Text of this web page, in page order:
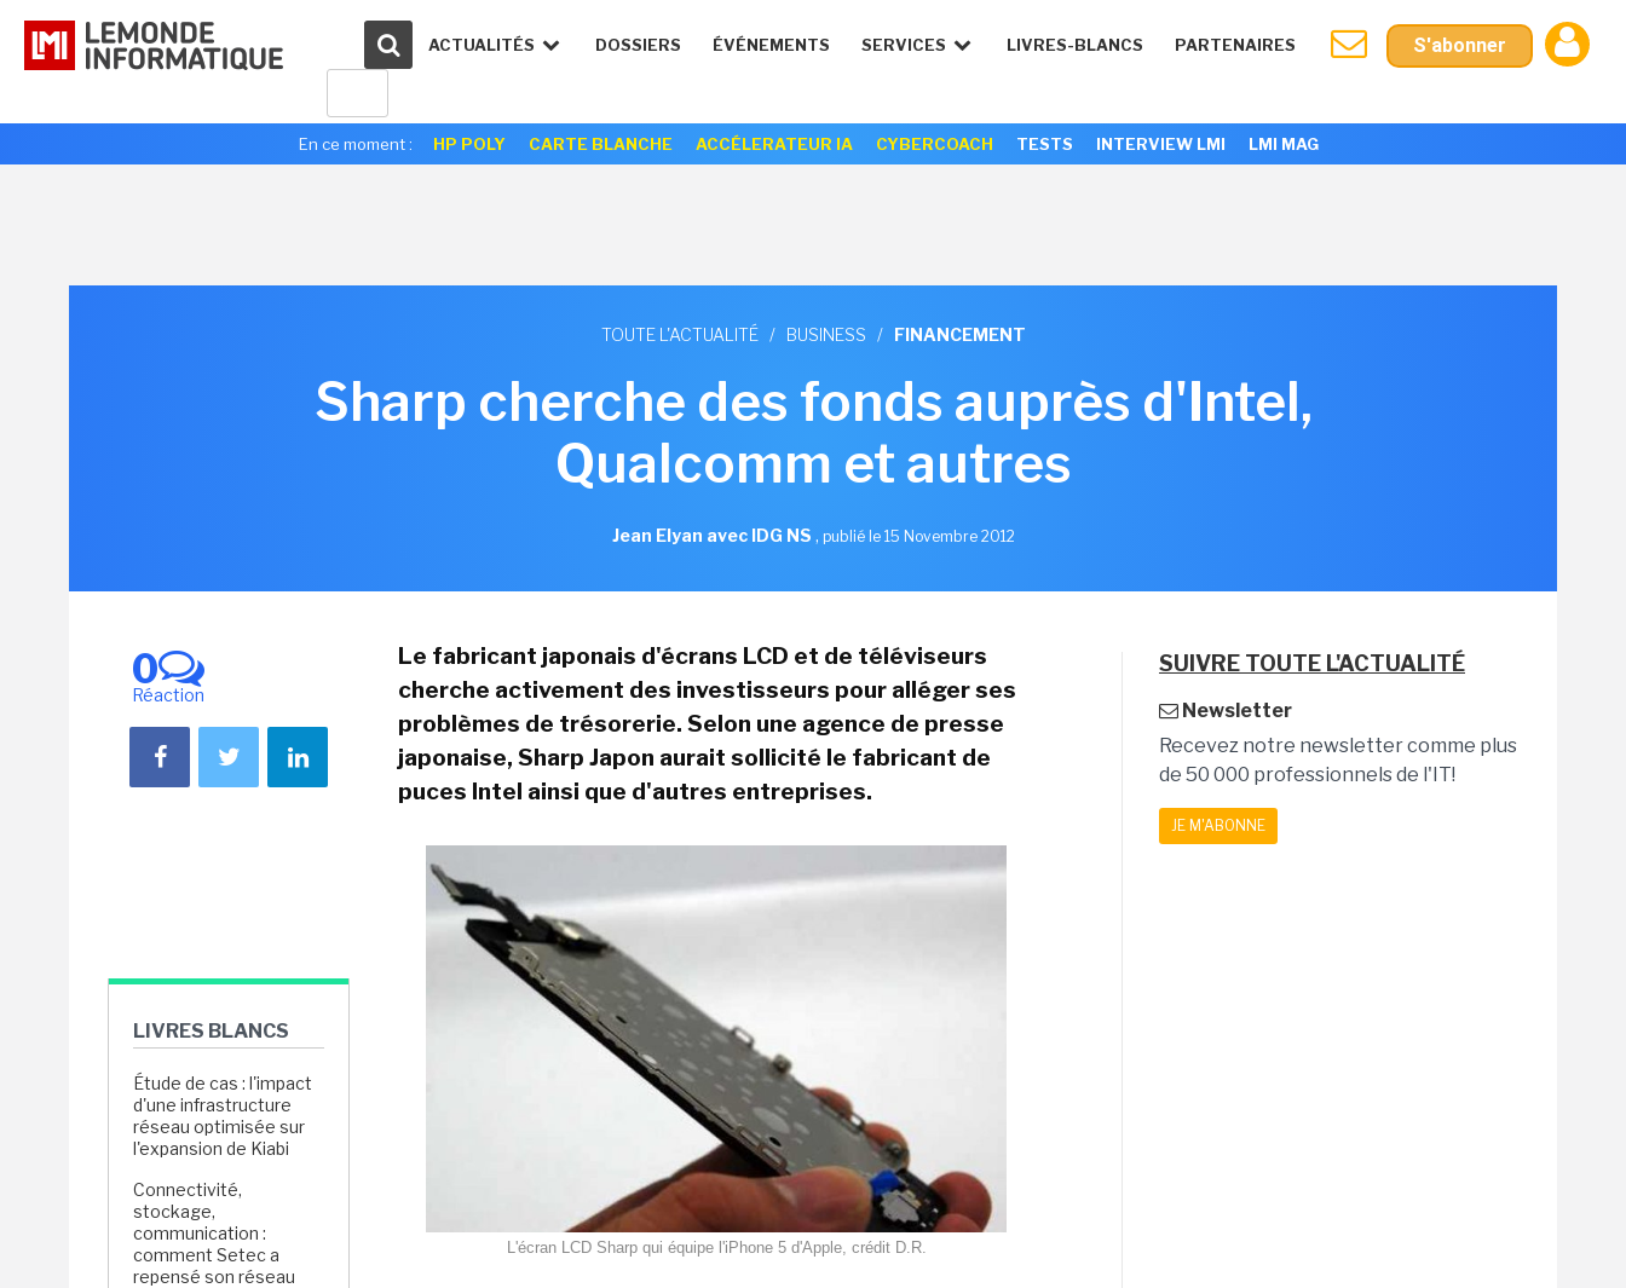
ACTUALITÉS DOSSIERS ÉVÉNEMENTS SERVICES LIVRES-BLANCS PARTENAIRES S'abonner
En ce moment : HP POLY CARTE BLANCHE ACCÉLERATEUR IA CYBERCOACH TESTS INTERVIEW LMI LMI MAG
TOUTE L'ACTUALITÉ / BUSINESS / FINANCEMENT
Sharp cherche des fonds auprès d'Intel,
Qualcomm et autres
Jean Elyan avec IDG NS , publié le 15 Novembre 2012
0
Réaction
LIVRES BLANCS
Étude de cas : l'impact
d'une infrastructure
réseau optimisée sur
l'expansion de Kiabi
Connectivité,
stockage,
communication :
comment Setec a
repensé son réseau
Le fabricant japonais d'écrans LCD et de téléviseurs
cherche activement des investisseurs pour alléger ses
problèmes de trésorerie. Selon une agence de presse
japonaise, Sharp Japon aurait sollicité le fabricant de
puces Intel ainsi que d'autres entreprises.
L'écran LCD Sharp qui équipe l'iPhone 5 d'Apple, crédit D.R.
SUIVRE TOUTE L'ACTUALITÉ
Newsletter
Recevez notre newsletter comme plus
de 50 000 professionnels de l'IT!
JE M'ABONNE